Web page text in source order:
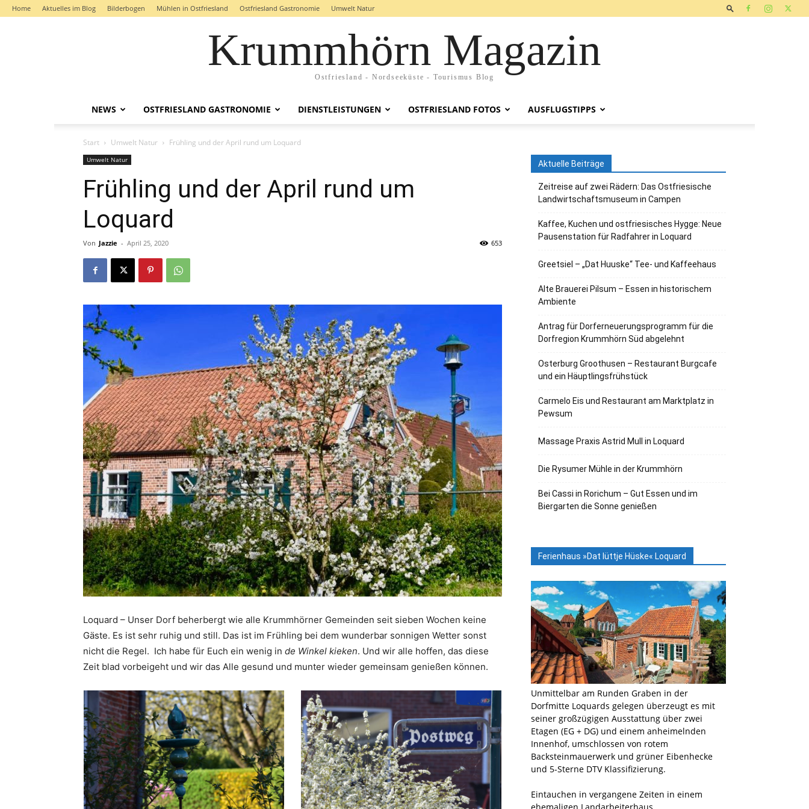
Home Aktuelles im Blog Bilderbogen Mühlen in Ostfriesland Ostfriesland Gastronomie Umwelt Natur
Krummhörn Magazin
Ostfriesland - Nordseeküste - Tourismus Blog
NEWS OSTFRIESLAND GASTRONOMIE DIENSTLEISTUNGEN OSTFRIESLAND FOTOS AUSFLUGSTIPPS
Start Umwelt Natur Frühling und der April rund um Loquard
Umwelt Natur
Frühling und der April rund um
Loquard
Von Jazzie - April 25, 2020 653
Loquard – Unser Dorf beherbergt wie alle Krummhörner Gemeinden seit sieben Wochen keine
Gäste. Es ist sehr ruhig und still. Das ist im Frühling bei dem wunderbar sonnigen Wetter sonst
nicht die Regel. Ich habe für Euch ein wenig in de Winkel kieken. Und wir alle hoffen, das diese
Zeit blad vorbeigeht und wir das Alle gesund und munter wieder gemeinsam genießen können.
Aktuelle Beiträge
Zeitreise auf zwei Rädern: Das Ostfriesische
Landwirtschaftsmuseum in Campen
Kaffee, Kuchen und ostfriesisches Hygge: Neue
Pausenstation für Radfahrer in Loquard
Greetsiel – „Dat Huuske“ Tee- und Kaffeehaus
Alte Brauerei Pilsum – Essen in historischem
Ambiente
Antrag für Dorferneuerungsprogramm für die
Dorfregion Krummhörn Süd abgelehnt
Osterburg Groothusen – Restaurant Burgcafe
und ein Häuptlingsfrühstück
Carmelo Eis und Restaurant am Marktplatz in
Pewsum
Massage Praxis Astrid Mull in Loquard
Die Rysumer Mühle in der Krummhörn
Bei Cassi in Rorichum – Gut Essen und im
Biergarten die Sonne genießen
Ferienhaus »Dat lüttje Hüske« Loquard
Unmittelbar am Runden Graben in der
Dorfmitte Loquards gelegen überzeugt es mit
seiner großzügigen Ausstattung über zwei
Etagen (EG + DG) und einem anheimelnden
Innenhof, umschlossen von rotem
Backsteinmauerwerk und grüner Eibenhecke
und 5-Sterne DTV Klassifizierung.
Eintauchen in vergangene Zeiten in einem